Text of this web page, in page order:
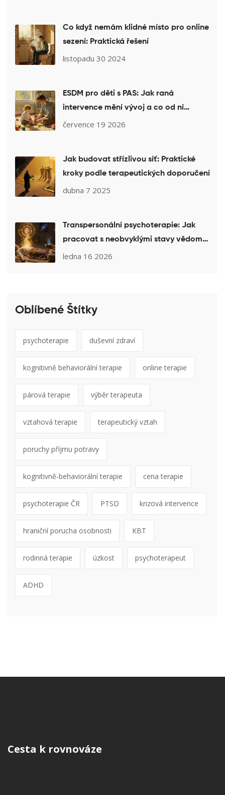
Co když nemám klidné místo pro online
sezení: Praktická řešení
listopadu 30 2024
ESDM pro děti s PAS: Jak raná
intervence mění vývoj a co od ní
očekávat
července 19 2026
Jak budovat střízlivou síť: Praktické
kroky podle terapeutických doporučení
dubna 7 2025
Transpersonální psychoterapie: Jak
pracovat s neobvyklými stavy vědomí
při léčbě
ledna 16 2026
Oblíbené Štítky
psychoterapie duševní zdraví
kognitivně behaviorální terapie online terapie
párová terapie výběr terapeuta
vztahová terapie terapeutický vztah
poruchy příjmu potravy
kognitivně-behaviorální terapie cena terapie
psychoterapie ČR PTSD krizová intervence
hraniční porucha osobnosti KBT
rodinná terapie úzkost psychoterapeut
ADHD
Cesta k rovnováze